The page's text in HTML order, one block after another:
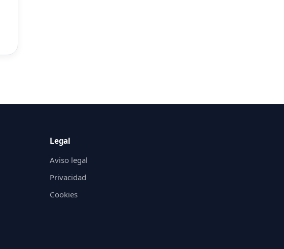
Legal
Aviso legal
Privacidad
Cookies